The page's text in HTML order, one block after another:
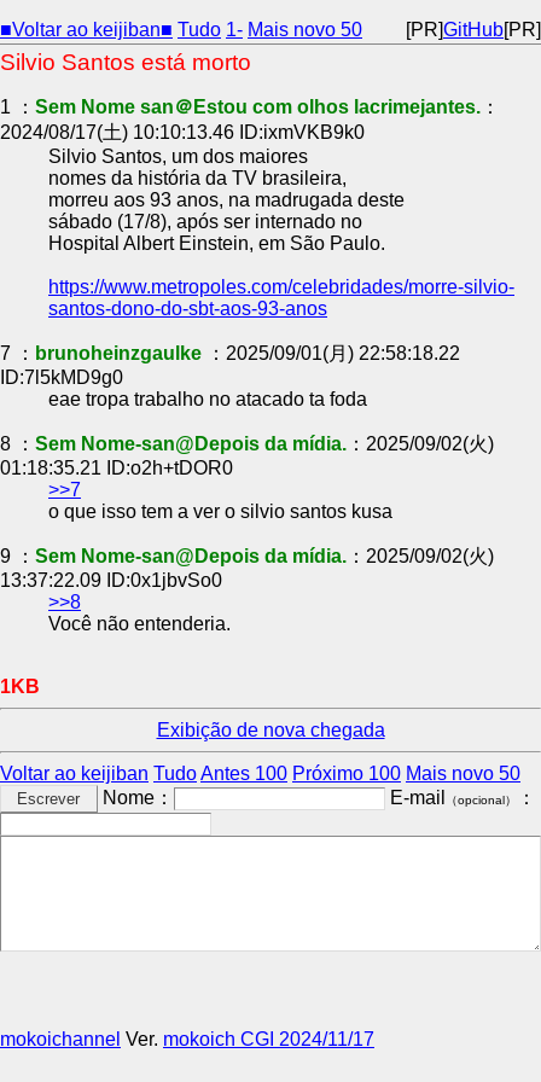
■Voltar ao keijiban■ Tudo 1- Mais novo 50 [PR]GitHub[PR]
Silvio Santos está morto
1 ： Sem Nome san＠Estou com olhos lacrimejantes. ：
2024/08/17(土) 10:10:13.46 ID:ixmVKB9k0
Silvio Santos, um dos maiores
nomes da história da TV brasileira,
morreu aos 93 anos, na madrugada deste
sábado (17/8), após ser internado no
Hospital Albert Einstein, em São Paulo.
https://www.metropoles.com/celebridades/morre-silvio-
santos-dono-do-sbt-aos-93-anos
7 ： brunoheinzgaulke
：2025/09/01(月) 22:58:18.22
ID:7l5kMD9g0
eae tropa trabalho no atacado ta foda
8 ： Sem Nome-san@Depois da mídia. ：2025/09/02(火)
01:18:35.21 ID:o2h+tDOR0
>>7
o que isso tem a ver o silvio santos kusa
9 ： Sem Nome-san@Depois da mídia. ：2025/09/02(火)
13:37:22.09 ID:0x1jbvSo0
>>8
Você não entenderia.
1KB
Exibição de nova chegada
Voltar ao keijiban TudoAntes 100 Próximo 100 Mais novo 50
Nome：
E-mail （opcional） ：
mokoichannel Ver. mokoich CGI 2024/11/17